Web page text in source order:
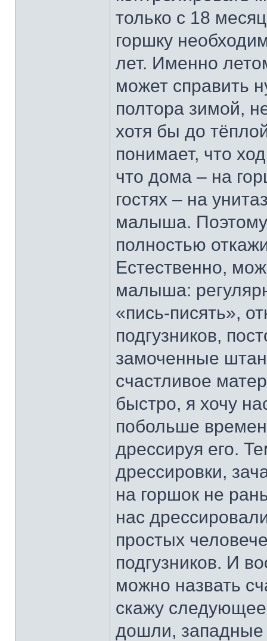
только с 18
горшку
лет. Именно
может справить
полтора зимой,
хотя бы до
понимает, что
что дома – на
гостях – на
малыша. Поэтому
полностью
Естественно,
малыша:
«пись-писять»,
подгузников,
замоченные
счастливое
быстро, я хочу
побольше
дрессируя его.
дрессировки,
на горшок не
нас
простых
подгузников. И
можно назвать
скажу
дошли, западные